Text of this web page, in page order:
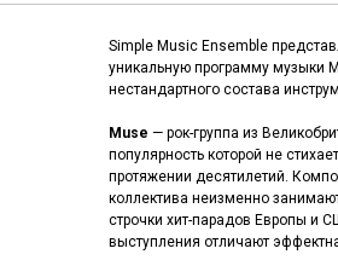
Simple Music Ensemble
уникальную программу музыки
нестандартного состава
Muse — рок-группа из
популярность которой не
протяжении десятилетий.
коллектива неизменно
строчки хит-парадов Европы и
выступления отличают